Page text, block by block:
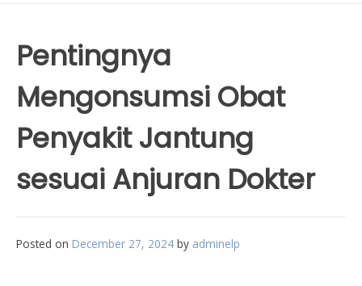
Pentingnya
Mengonsumsi Obat
Penyakit Jantung
sesuai Anjuran Dokter
Posted on December 27, 2024 by adminelp